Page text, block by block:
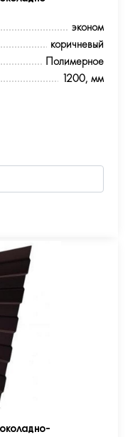
эконом
коричневый
Полимерное
1200, мм